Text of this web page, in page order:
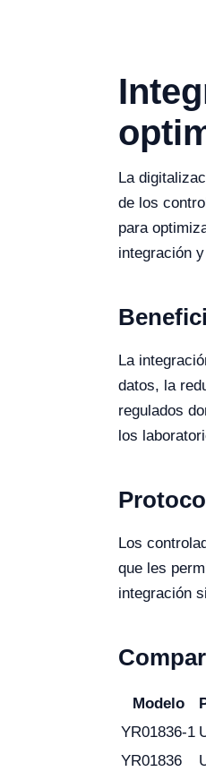
La
de los
para
integración
La
datos, la
regulados
los
Los
que les
integración
Modelo
YR01836-1
YR01836